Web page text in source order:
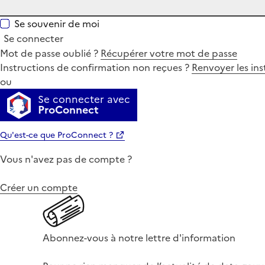
Se souvenir de moi
Se connecter
Mot de passe oublié ? Récupérer votre mot de passe
Instructions de confirmation non reçues ? Renvoyer les
ou
Se connecter avec
ProConnect
Qu'est-ce que ProConnect ?
Vous n'avez pas de compte ?
Créer un compte
Abonnez-vous à notre lettre d'information